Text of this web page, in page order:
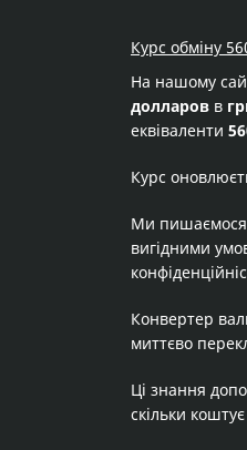
Курс обміну
На нашому
долларов в
еквіваленти
Курс
Ми пишаємося
вигідними
Конвертер
миттєво
Ці знання
скільки коштує